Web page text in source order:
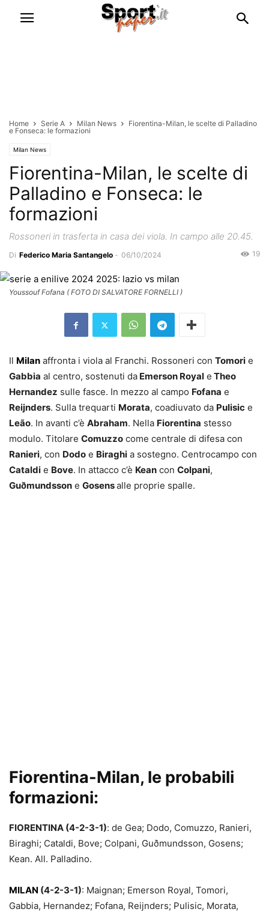
Home Serie A Milan News
Fiorentina-Milan, le scelte di Palladino
e Fonseca: le formazioni
Milan News
Fiorentina-Milan, le scelte di
Palladino e Fonseca: le
formazioni
Rossoneri in trasferta in casa dei viola. In campo alle 20.45.
Di Federico Maria Santangelo - 06/10/2024 19
Youssouf Fofana ( FOTO DI SALVATORE FORNELLI )
Il Milan affronta i viola al Franchi. Rossoneri con Tomori e
Gabbia al centro, sostenuti da Emerson Royal e Theo
Hernandez sulle fasce. In mezzo al campo Fofana e
Reijnders. Sulla trequarti Morata, coadiuvato da Pulisic e
Leão. In avanti c’è Abraham. Nella Fiorentina stesso
modulo. Titolare Comuzzo come centrale di difesa con
Ranieri, con Dodo e Biraghi a sostegno. Centrocampo con
Cataldi e Bove. In attacco c’è Kean con Colpani,
Guðmundsson e Gosensalle proprie spalle.
Fiorentina-Milan, le probabili
formazioni:
FIORENTINA (4-2-3-1): de Gea; Dodo, Comuzzo, Ranieri,
Biraghi; Cataldi, Bove; Colpani, Guðmundsson, Gosens;
Kean. All. Palladino.
MILAN (4-2-3-1): Maignan; Emerson Royal, Tomori,
Gabbia, Hernandez; Fofana, Reijnders; Pulisic, Morata,